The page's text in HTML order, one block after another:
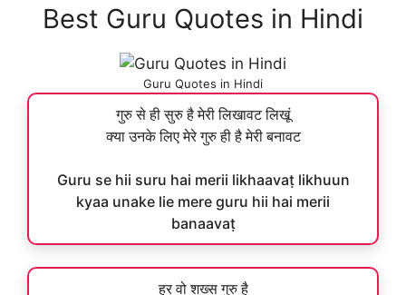
Best Guru Quotes in Hindi
Guru Quotes in Hindi
गुरु से ही सुरु है मेरी लिखावट लिखूं
क्या उनके लिए मेरे गुरु ही है मेरी बनावट
Guru se hii suru hai merii likhaavaṭ likhuun
kyaa unake lie mere guru hii hai merii
banaavaṭ
हर वो शख्स गुरु है